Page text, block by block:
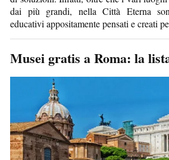
dai più grandi, nella Città Eterna
educativi appositamente pensati e creati
Musei gratis a Roma: la